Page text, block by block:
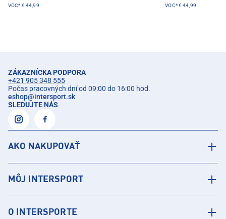
VOC* € 44,99 VOC*€ 44,99
ZÁKAZNÍCKA PODPORA
+421 905 348 555
Počas pracovných dní od 09:00 do 16:00 hod.
eshop@intersport.sk
SLEDUJTE NÁS
AKO NAKUPOVAŤ
MÔJ INTERSPORT
O INTERSPORTE